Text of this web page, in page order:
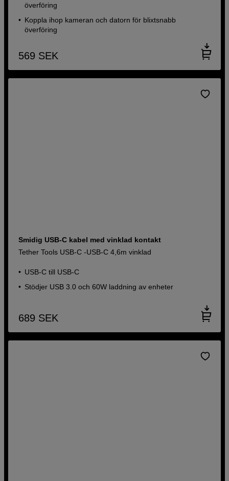
överföring
Koppla ihop kameran och datorn för blixtsnabb
överföring
569 SEK
Smidig USB-C kabel med vinklad kontakt
Tether Tools USB-C -USB-C 4,6m vinklad
USB-C till USB-C
Stödjer USB 3.0 och 60W laddning av enheter
689 SEK